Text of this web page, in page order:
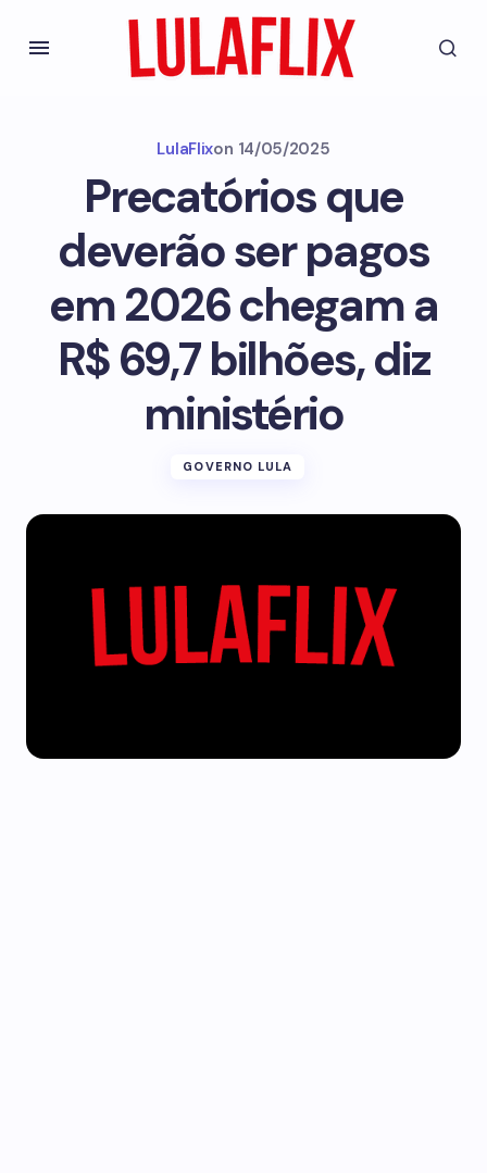
LulaFlixon 14/05/2025
Precatórios que
deverão ser pagos
em 2026 chegam a
R$ 69,7 bilhões, diz
ministério
GOVERNO LULA